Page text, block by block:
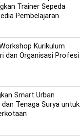
Trainer Sepeda
Pembelajaran
Kurikulum
dan Organisasi Profesi
Smart Urban
Tenaga Surya untuk